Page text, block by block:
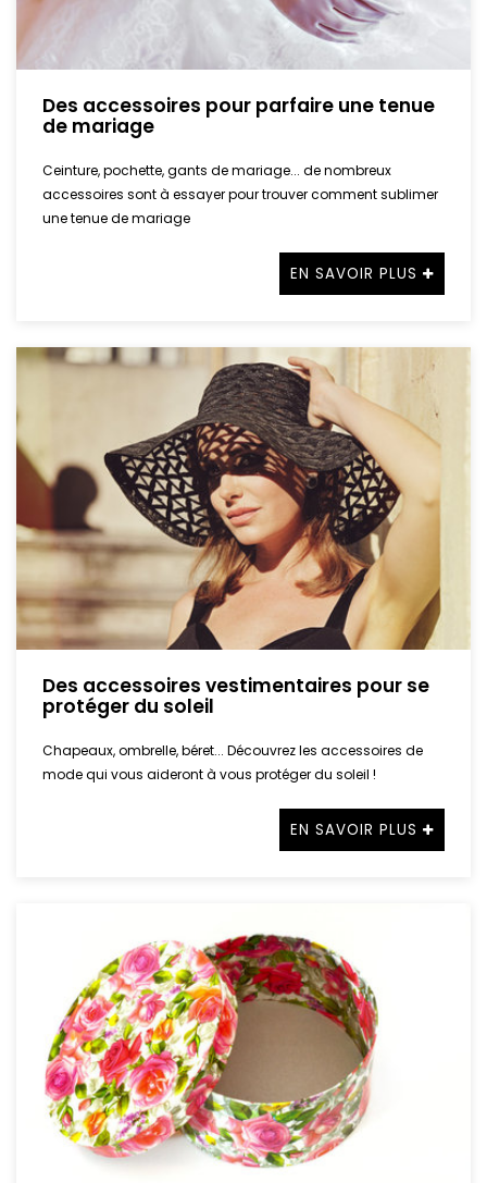
Des accessoires pour parfaire une tenue
de mariage
Ceinture, pochette, gants de mariage... de nombreux
accessoires sont à essayer pour trouver comment sublimer
une tenue de mariage
EN SAVOIR PLUS
Des accessoires vestimentaires pour se
protéger du soleil
Chapeaux, ombrelle, béret... Découvrez les accessoires de
mode qui vous aideront à vous protéger du soleil !
EN SAVOIR PLUS